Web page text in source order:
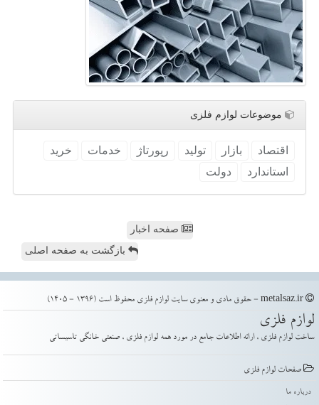
موضوعات لوازم فلزی
اقتصاد بازار تولید رپورتاژ خدمات
خرید
استاندارد
دولت
صفحه اخبار
بازگشت به صفحه اصلی
لوازم فلزی
ساخت لوازم فلزی ، ارائه اطلاعات جامع در مورد همه لوازم فلزی ، صنعتی خانگی تاسیساتی
صفحات لوازم فلزی
درباره ما